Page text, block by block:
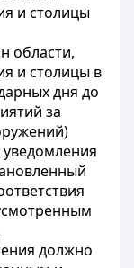
и столицы
области,
и столицы в
дня до
за
должно